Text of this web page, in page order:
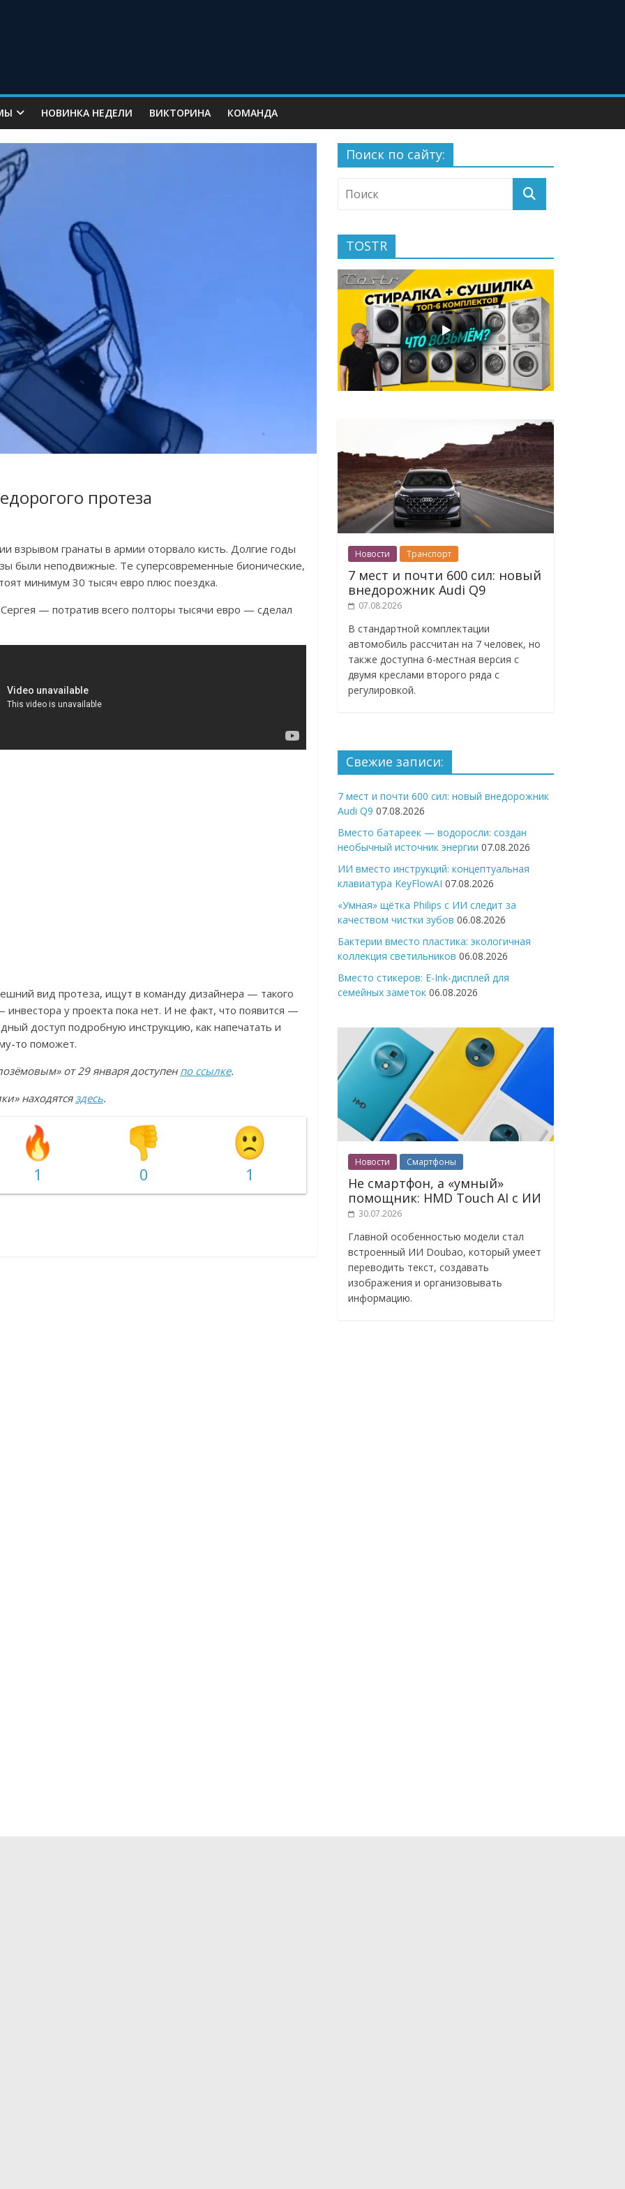
НОВИНКА НЕДЕЛИ ВИКТОРИНА КОМАНДА
протеза
взрывом гранаты в армии оторвало кисть. Долгие годы
были неподвижные. Те суперсовременные бионические,
минимум 30 тысяч евро плюс поездка.
— потратив всего полторы тысячи евро — сделал
вид протеза, ищут в команду дизайнера — такого
у проекта пока нет. И не факт, что появится —
доступ подробную инструкцию, как напечатать и
то поможет.
от 29 января доступен по ссылке.
находятсяздесь.
1 0 1
Поиск по сайту:
TOSTR
Новости Транспорт
7 мест и почти 600 сил: новый
внедорожник Audi Q9
07.08.2026
В стандартной комплектации
автомобиль рассчитан на 7 человек, но
также доступна 6-местная версия с
двумя креслами второго ряда с
регулировкой.
Свежие записи:
7 мест и почти 600 сил: новый внедорожник
Audi Q9 07.08.2026
Вместо батареек — водоросли: создан
необычный источник энергии 07.08.2026
ИИ вместо инструкций: концептуальная
клавиатура KeyFlowAI 07.08.2026
«Умная» щётка Philips с ИИ следит за
качеством чистки зубов 06.08.2026
Бактерии вместо пластика: экологичная
коллекция светильников 06.08.2026
Вместо стикеров: E-Ink-дисплей для
семейных заметок 06.08.2026
Новости Смартфоны
Не смартфон, а «умный»
помощник: HMD Touch AI с ИИ
30.07.2026
Главной особенностью модели стал
встроенный ИИ Doubao, который умеет
переводить текст, создавать
изображения и организовывать
информацию.